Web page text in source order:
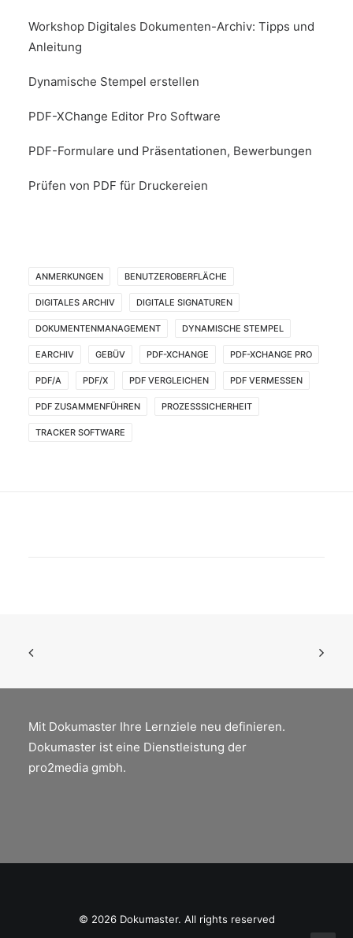
Workshop Digitales Dokumenten-Archiv: Tipps und
Anleitung
Dynamische Stempel erstellen
PDF-XChange Editor Pro Software
PDF-Formulare und Präsentationen, Bewerbungen
Prüfen von PDF für Druckereien
ANMERKUNGEN BENUTZEROBERFLÄCHE
DIGITALES ARCHIV DIGITALE SIGNATUREN
DOKUMENTENMANAGEMENT DYNAMISCHE STEMPEL
EARCHIV GEBÜV PDF-XCHANGE PDF-XCHANGE PRO
PDF/A PDF/X PDF VERGLEICHEN PDF VERMESSEN
PDF ZUSAMMENFÜHREN PROZESSSICHERHEIT
TRACKER SOFTWARE
Mit Dokumaster Ihre Lernziele neu definieren.
Dokumaster ist eine Dienstleistung der
pro2media gmbh.
© 2026 Dokumaster. All rights reserved